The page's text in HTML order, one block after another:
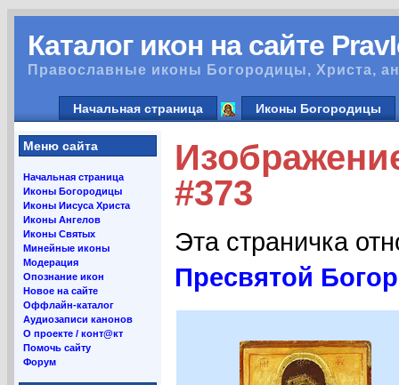
Каталог икон на сайте
Православные иконы Богородицы, Христа,
Начальная страница Иконы Богородицы
Меню сайта
Начальная страница
Иконы Богородицы
Иконы Иисуса Христа
Иконы Ангелов
Иконы Святых
Минейные иконы
Модерация
Опознание икон
Новое на сайте
Оффлайн-каталог
Аудиозаписи канонов
О проекте / конт@кт
Помочь сайту
Форум
#373
Эта страничка
Пресвятой